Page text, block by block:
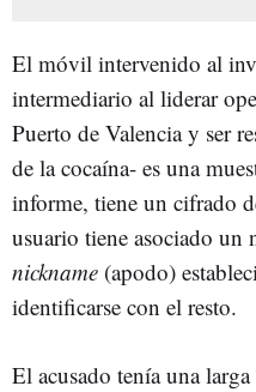
El móvil intervenido al
intermediario al liderar
Puerto de Valencia y ser
de la cocaína- es una
informe, tiene un cifrado
usuario tiene asociado un
nickname (apodo)
identificarse con el resto.
El acusado tenía una